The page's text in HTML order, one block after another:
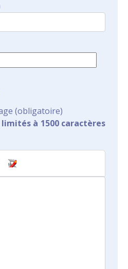
(obligatoire)
à 1500 caractères